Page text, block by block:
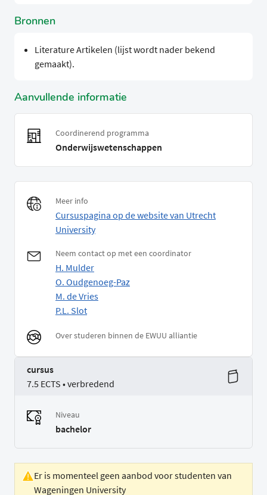
Bronnen
Literature Artikelen (lijst wordt nader bekend
gemaakt).
Aanvullende informatie
Coordinerend programma
Onderwijswetenschappen
Meer info
Cursuspagina op de website van Utrecht
University
Neem contact op met een coordinator
H. Mulder
O. Oudgenoeg-Paz
M. de Vries
P.L. Slot
Over studeren binnen de EWUU alliantie
cursus
7.5 ECTS • verbredend
Niveau
bachelor
Er is momenteel geen aanbod voor studenten van
Wageningen University